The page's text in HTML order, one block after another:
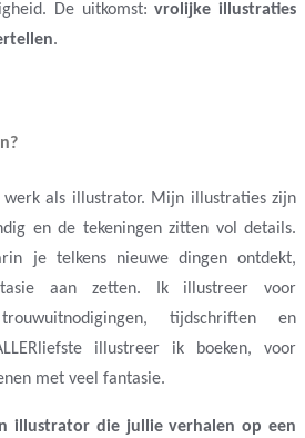
De uitkomst:vrolijke illustraties
.
werk als illustrator. Mijn illustraties zijn
en de tekeningen zitten vol details.
je telkens nieuwe dingen ontdekt,
aan zetten. Ik illustreer voor
tijdschriften en
illustreer ik boeken, voor
met veel fantasie.
illustrator die jullie verhalen op een